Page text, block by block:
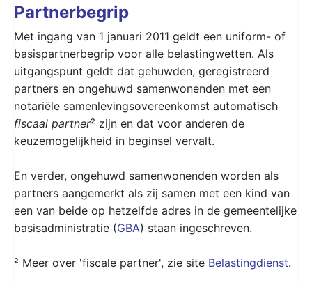
Partnerbegrip
Met ingang van 1 januari 2011 geldt een uniform- of
basispartnerbegrip voor alle belastingwetten. Als
uitgangspunt geldt dat gehuwden, geregistreerd
partners en ongehuwd samenwonenden met een
notariële samenlevingsovereenkomst automatisch
fiscaal partner² zijn en dat voor anderen de
keuzemogelijkheid in beginsel vervalt.
En verder, ongehuwd samenwonenden worden als
partners aangemerkt als zij samen met een kind van
een van beide op hetzelfde adres in de gemeentelijke
basisadministratie (GBA) staan ingeschreven.
² Meer over 'fiscale partner', zie site Belastingdienst.